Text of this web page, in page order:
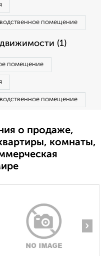
помещение
(1)
помещение
помещение
о продаже,
комнаты,
›